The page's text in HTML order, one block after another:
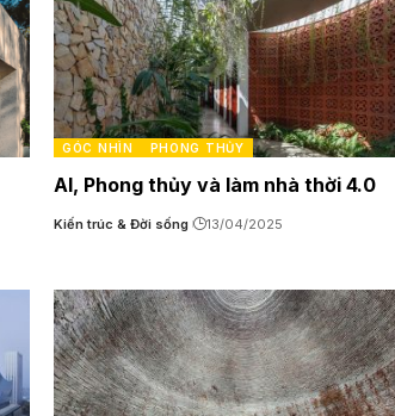
GÓC NHÌN PHONG THỦY
AI, Phong thủy và làm nhà thời 4.0
Kiến trúc & Đời sống 13/04/2025